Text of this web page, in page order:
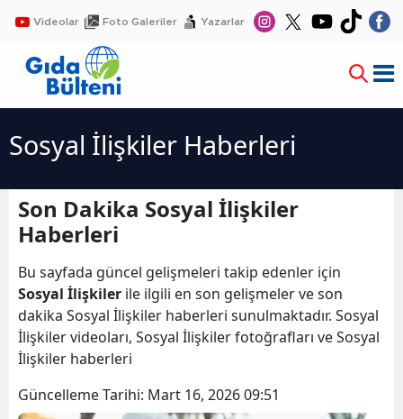
Videolar Foto Galeriler Yazarlar
Sosyal İlişkiler Haberleri
Son Dakika Sosyal İlişkiler
Haberleri
Bu sayfada güncel gelişmeleri takip edenler için
Sosyal İlişkiler ile ilgili en son gelişmeler ve son
dakika Sosyal İlişkiler haberleri sunulmaktadır. Sosyal
İlişkiler videoları, Sosyal İlişkiler fotoğrafları ve Sosyal
İlişkiler haberleri
Güncelleme Tarihi: Mart 16, 2026 09:51